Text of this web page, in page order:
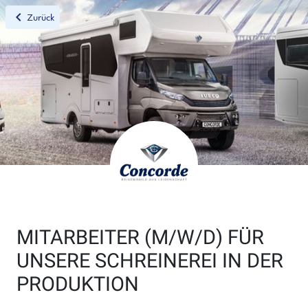
chevron_leftZurück
MITARBEITER (M/W/D) FÜR
UNSERE SCHREINEREI IN DER
PRODUKTION